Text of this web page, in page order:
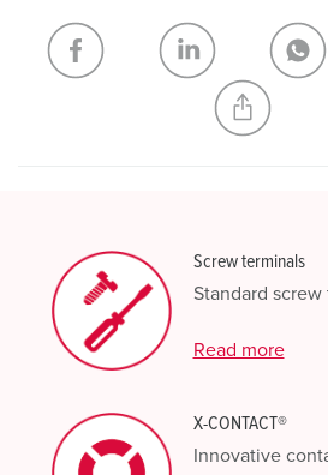
My list
CREATE A NEW LIST
Screw terminals
Standard screw
Read more
X-CONTACT®
Innovative